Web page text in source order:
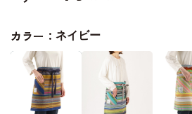
カラー： ネイビー